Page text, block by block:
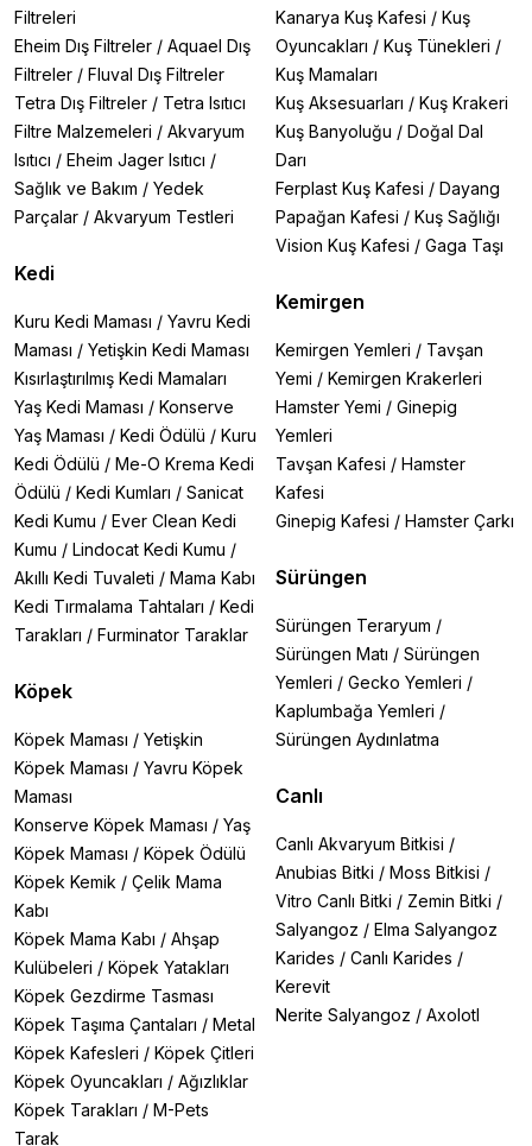
Filtreleri
Eheim Dış Filtreler / Aquael Dış
Filtreler / Fluval Dış Filtreler
Tetra Dış Filtreler / Tetra Isıtıcı
Filtre Malzemeleri / Akvaryum
Isıtıcı / Eheim Jager Isıtıcı /
Sağlık ve Bakım / Yedek
Parçalar / Akvaryum Testleri
Kedi
Kuru Kedi Maması / Yavru Kedi
Maması / Yetişkin Kedi Maması
Kısırlaştırılmış Kedi Mamaları
Yaş Kedi Maması / Konserve
Yaş Maması / Kedi Ödülü / Kuru
Kedi Ödülü / Me-O Krema Kedi
Ödülü / Kedi Kumları / Sanicat
Kedi Kumu / Ever Clean Kedi
Kumu / Lindocat Kedi Kumu /
Akıllı Kedi Tuvaleti / Mama Kabı
Kedi Tırmalama Tahtaları / Kedi
Tarakları / Furminator Taraklar
Köpek
Köpek Maması / Yetişkin
Köpek Maması / Yavru Köpek
Maması
Konserve Köpek Maması / Yaş
Köpek Maması / Köpek Ödülü
Köpek Kemik / Çelik Mama
Kabı
Köpek Mama Kabı / Ahşap
Kulübeleri / Köpek Yatakları
Köpek Gezdirme Tasması
Köpek Taşıma Çantaları / Metal
Köpek Kafesleri / Köpek Çitleri
Köpek Oyuncakları / Ağızlıklar
Köpek Tarakları / M-Pets
Tarak
Kanarya Kuş Kafesi / Kuş
Oyuncakları / Kuş Tünekleri /
Kuş Mamaları
Kuş Aksesuarları / Kuş Krakeri
Kuş Banyoluğu / Doğal Dal
Darı
Ferplast Kuş Kafesi / Dayang
Papağan Kafesi / Kuş Sağlığı
Vision Kuş Kafesi / Gaga Taşı
Kemirgen
Kemirgen Yemleri / Tavşan
Yemi / Kemirgen Krakerleri
Hamster Yemi / Ginepig
Yemleri
Tavşan Kafesi / Hamster
Kafesi
Ginepig Kafesi / Hamster Çarkı
Sürüngen
Sürüngen Teraryum /
Sürüngen Matı / Sürüngen
Yemleri / Gecko Yemleri /
Kaplumbağa Yemleri /
Sürüngen Aydınlatma
Canlı
Canlı Akvaryum Bitkisi /
Anubias Bitki / Moss Bitkisi /
Vitro Canlı Bitki / Zemin Bitki /
Salyangoz / Elma Salyangoz
Karides / Canlı Karides /
Kerevit
Nerite Salyangoz / Axolotl